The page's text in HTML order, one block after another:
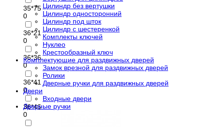
35*75
0
36*21
0
36*36
0
36*41
0
36*46
0
Цилиндр без вертушки
Цилиндр односторонний
Цилиндр под шток
Цилиндр с шестеренкой
Комплекты ключей
Нуклео
Крестообразный ключ
Комплектующие для раздвижных дверей
Замок врезной для раздвижных дверей
Ролики
Дверные ручки для раздвижных дверей
Двери
Входные двери
Дверные ручки